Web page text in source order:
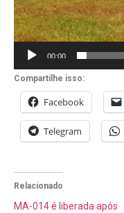
00:00
Compartilhe isso:
Facebook
Telegram
Relacionado
MA-014 é liberada após